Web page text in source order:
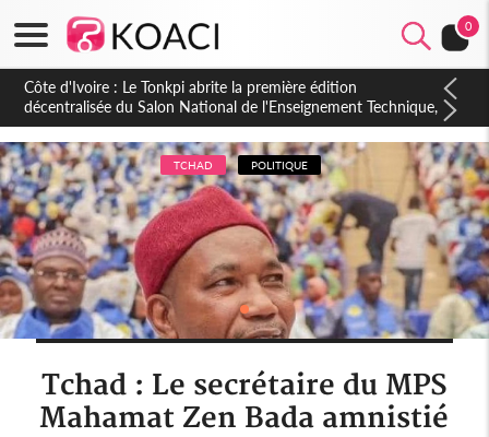
0
Côte d'Ivoire : PPA-CI, Gbagbo délègue une partie de ses
prérogatives de président à 05 cadres, vers sa retraite
politique ?
TCHAD POLITIQUE
Tchad : Le secrétaire du MPS
Mahamat Zen Bada amnistié